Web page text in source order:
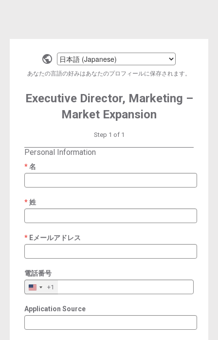
Select
a
language
あなたの言語の好みはあなたのプロフィールに保存されます。
Executive Director, Marketing –
Market Expansion
Step 1 of 1
Personal Information
名
required
姓
required
Eメールアドレス
required
電話番号
+1
Application Source